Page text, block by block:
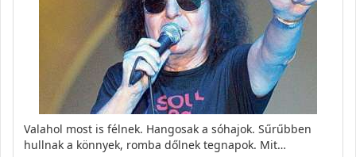
Valahol most is félnek. Hangosak a sóhajok. Sűrűbben
hullnak a könnyek, romba dőlnek tegnapok. Mit…